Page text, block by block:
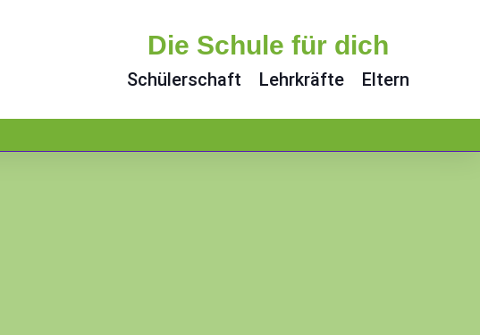
Die Schule für dich
Schülerschaft Lehrkräfte Eltern